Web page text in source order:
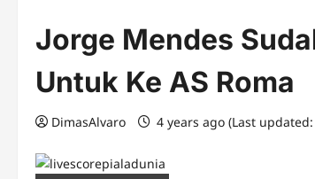
Jorge Mendes
Untuk Ke AS Roma
DimasAlvaro 4 years ago (Last